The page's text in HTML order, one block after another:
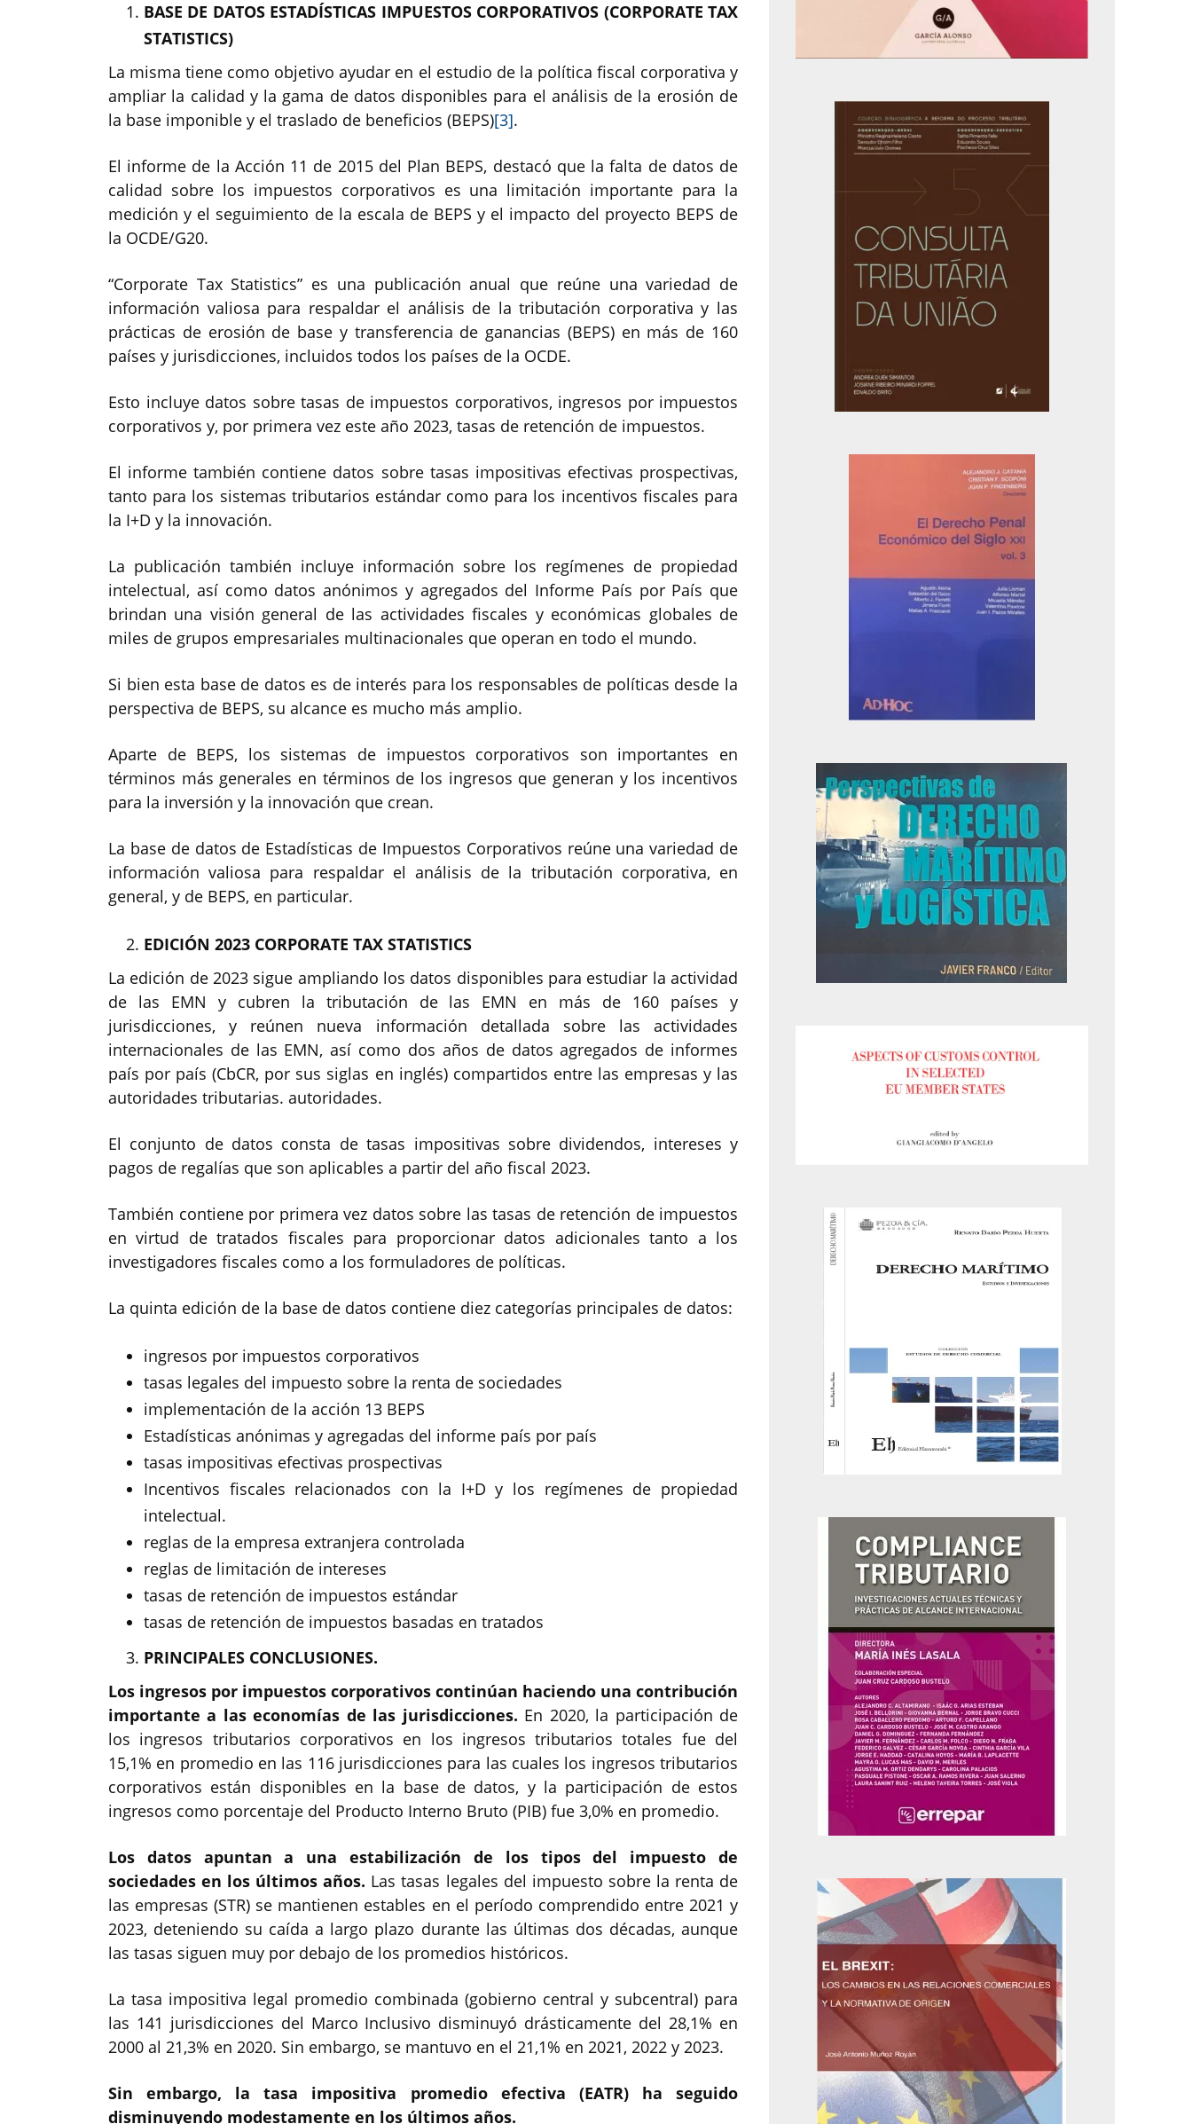
BASE DE DATOS ESTADÍSTICAS IMPUESTOS CORPORATIVOS (CORPORATE TAX
STATISTICS)
La misma tiene como objetivo ayudar en el estudio de la política fiscal corporativa y
ampliar la calidad y la gama de datos disponibles para el análisis de la erosión de
la base imponible y el traslado de beneficios (BEPS)[3].
El informe de la Acción 11 de 2015 del Plan BEPS, destacó que la falta de datos de
calidad sobre los impuestos corporativos es una limitación importante para la
medición y el seguimiento de la escala de BEPS y el impacto del proyecto BEPS de
la OCDE/G20.
“Corporate Tax Statistics” es una publicación anual que reúne una variedad de
información valiosa para respaldar el análisis de la tributación corporativa y las
prácticas de erosión de base y transferencia de ganancias (BEPS) en más de 160
países y jurisdicciones, incluidos todos los países de la OCDE.
Esto incluye datos sobre tasas de impuestos corporativos, ingresos por impuestos
corporativos y, por primera vez este año 2023, tasas de retención de impuestos.
El informe también contiene datos sobre tasas impositivas efectivas prospectivas,
tanto para los sistemas tributarios estándar como para los incentivos fiscales para
la I+D y la innovación.
La publicación también incluye información sobre los regímenes de propiedad
intelectual, así como datos anónimos y agregados del Informe País por País que
brindan una visión general de las actividades fiscales y económicas globales de
miles de grupos empresariales multinacionales que operan en todo el mundo.
Si bien esta base de datos es de interés para los responsables de políticas desde la
perspectiva de BEPS, su alcance es mucho más amplio.
Aparte de BEPS, los sistemas de impuestos corporativos son importantes en
términos más generales en términos de los ingresos que generan y los incentivos
para la inversión y la innovación que crean.
La base de datos de Estadísticas de Impuestos Corporativos reúne una variedad de
información valiosa para respaldar el análisis de la tributación corporativa, en
general, y de BEPS, en particular.
EDICIÓN 2023 CORPORATE TAX STATISTICS
La edición de 2023 sigue ampliando los datos disponibles para estudiar la actividad
de las EMN y cubren la tributación de las EMN en más de 160 países y
jurisdicciones, y reúnen nueva información detallada sobre las actividades
internacionales de las EMN, así como dos años de datos agregados de informes
país por país (CbCR, por sus siglas en inglés) compartidos entre las empresas y las
autoridades tributarias. autoridades.
El conjunto de datos consta de tasas impositivas sobre dividendos, intereses y
pagos de regalías que son aplicables a partir del año fiscal 2023.
También contiene por primera vez datos sobre las tasas de retención de impuestos
en virtud de tratados fiscales para proporcionar datos adicionales tanto a los
investigadores fiscales como a los formuladores de políticas.
La quinta edición de la base de datos contiene diez categorías principales de datos:
ingresos por impuestos corporativos
tasas legales del impuesto sobre la renta de sociedades
implementación de la acción 13 BEPS
Estadísticas anónimas y agregadas del informe país por país
tasas impositivas efectivas prospectivas
Incentivos fiscales relacionados con la I+D y los regímenes de propiedad
intelectual.
reglas de la empresa extranjera controlada
reglas de limitación de intereses
tasas de retención de impuestos estándar
tasas de retención de impuestos basadas en tratados
PRINCIPALES CONCLUSIONES.
Los ingresos por impuestos corporativos continúan haciendo una contribución
importante a las economías de las jurisdicciones. En 2020, la participación de
los ingresos tributarios corporativos en los ingresos tributarios totales fue del
15,1% en promedio en las 116 jurisdicciones para las cuales los ingresos tributarios
corporativos están disponibles en la base de datos, y la participación de estos
ingresos como porcentaje del Producto Interno Bruto (PIB) fue 3,0% en promedio.
Los datos apuntan a una estabilización de los tipos del impuesto de
sociedades en los últimos años. Las tasas legales del impuesto sobre la renta de
las empresas (STR) se mantienen estables en el período comprendido entre 2021 y
2023, deteniendo su caída a largo plazo durante las últimas dos décadas, aunque
las tasas siguen muy por debajo de los promedios históricos.
La tasa impositiva legal promedio combinada (gobierno central y subcentral) para
las 141 jurisdicciones del Marco Inclusivo disminuyó drásticamente del 28,1% en
2000 al 21,3% en 2020. Sin embargo, se mantuvo en el 21,1% en 2021, 2022 y 2023.
Sin embargo, la tasa impositiva promedio efectiva (EATR) ha seguido
disminuyendo modestamente en los últimos años.